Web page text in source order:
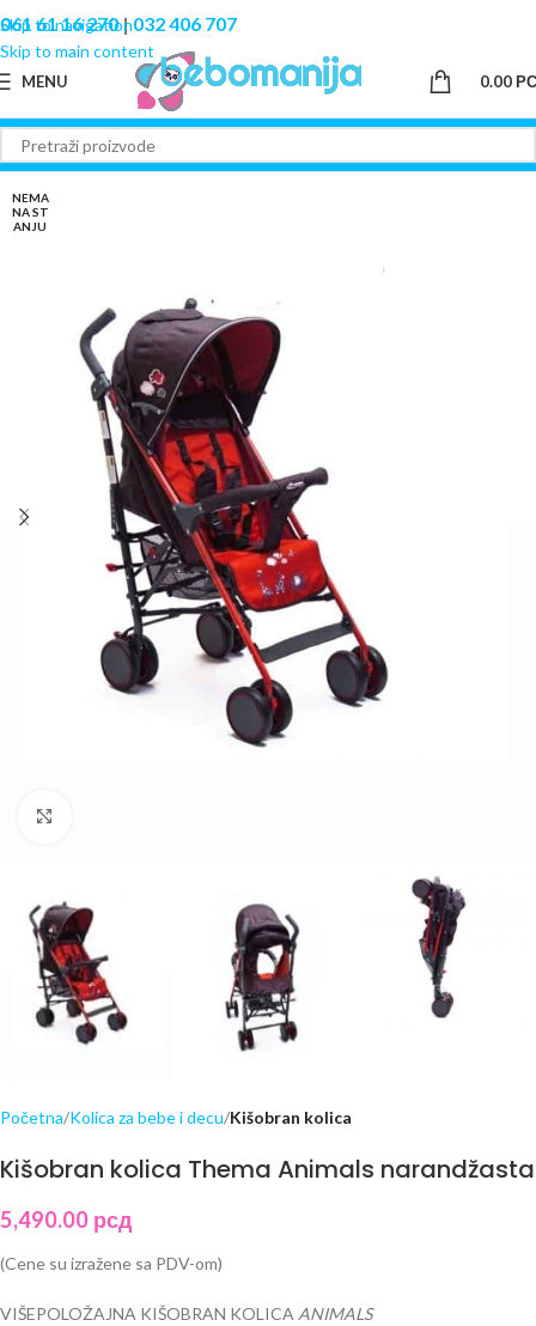
Skip to navigation
Skip to main content
061 61 16 270|032 406 707
MENU 0.00
NEMA
NA ST
ANJU
Početna Kolica za bebe i decu Kišobran kolica
Kišobran kolica Thema Animals narandžasta
5,490.00 рсд
(Cene su izražene sa PDV-om)
VIŠEPOLOŽAJNA KIŠOBRAN KOLICA ANIMALS